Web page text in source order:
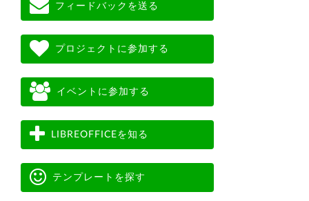
フィードバックを送る
プロジェクトに参加する
イベントに参加する
LIBREOFFICEを知る
テンプレートを探す